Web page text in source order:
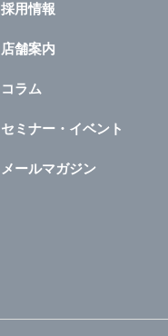
採用情報
店舗案内
コラム
セミナー・イベント
メールマガジン